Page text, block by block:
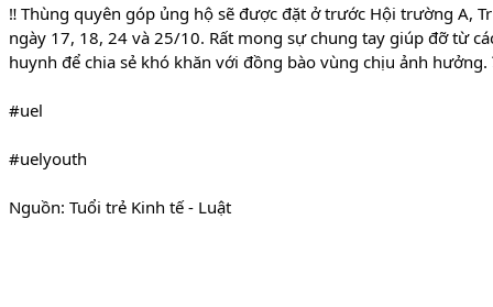
‼️ Thùng quyên góp ủng hộ sẽ được đặt ở trước Hội trường A,
ngày 17, 18, 24 và 25/10. Rất mong sự chung tay giúp đỡ từ
huynh để chia sẻ khó khăn với đồng bào vùng chịu ảnh hưởng.
#uel
#uelyouth